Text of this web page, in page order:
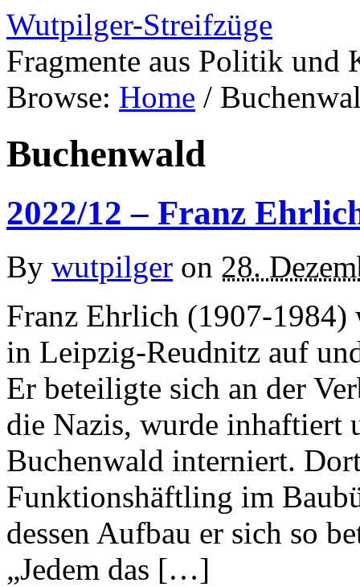
Wutpilger-Streifzüge
Fragmente aus Politik und
Browse: Home /
Buchenwald
2022/12 – Franz
By wutpilger on 28.
Franz Ehrlich (1907-
in Leipzig-Reudnitz auf
Er beteiligte sich an der
die Nazis, wurde inhaftiert
Buchenwald interniert.
Funktionshäftling im
dessen Aufbau er sich so
„Jedem das […]